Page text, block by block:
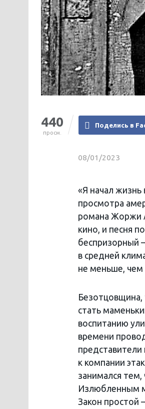
440
просм.
Поделись в
08/01/2023
«Я начал жизнь
просмотра
романа Жоржи
кино, и песня
беспризорный
в средней
не меньше, чем
Безотцовщина,
стать
воспитанию
времени
к компании
занимался
Излюбленным
Закон простой